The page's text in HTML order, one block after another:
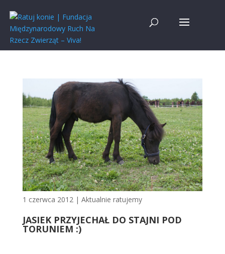
1 czerwca 2012| Aktualnie ratujemy
JASIEK PRZYJECHAŁ DO STAJNI POD
TORUNIEM :)